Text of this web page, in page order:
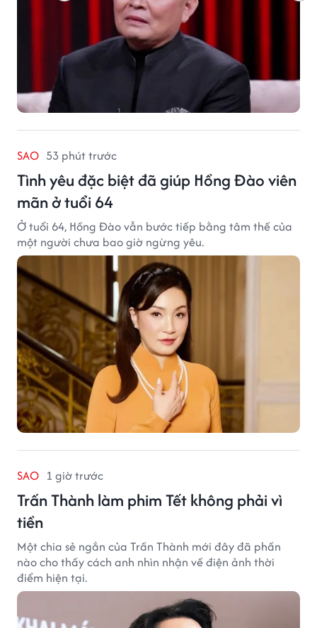
SAO 53 phút trước
Tình yêu đặc biệt đã giúp Hồng Đào viên
mãn ở tuổi 64
Ở tuổi 64, Hồng Đào vẫn bước tiếp bằng tâm thế của
một người chưa bao giờ ngừng yêu.
SAO 1 giờ trước
Trấn Thành làm phim Tết không phải vì
tiền
Một chia sẻ ngắn của Trấn Thành mới đây đã phần
nào cho thấy cách anh nhìn nhận về điện ảnh thời
điểm hiện tại.